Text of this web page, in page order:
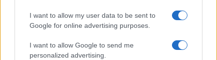
I want to allow my user data to be sent to
Google for online advertising purposes.
I want to allow Google to send me
personalized advertising.